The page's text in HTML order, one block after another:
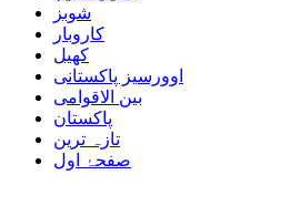
شوبز
کاروبار
کھیل
اوورسیز پاکستانی
بین الاقوامی
پاکستان
تازہ ترین
صفحۂ اول